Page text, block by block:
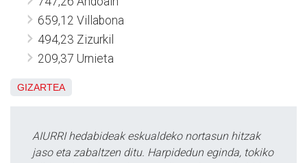
659,12 Villabona
494,23 Zizurkil
209,37 Urnieta
GIZARTEA
AIURRI hedabideak eskualdeko nortasun hitzak
jaso eta zabaltzen ditu. Harpidedun eginda, tokiko